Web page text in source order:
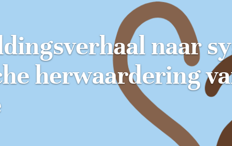
naar
herwaardering